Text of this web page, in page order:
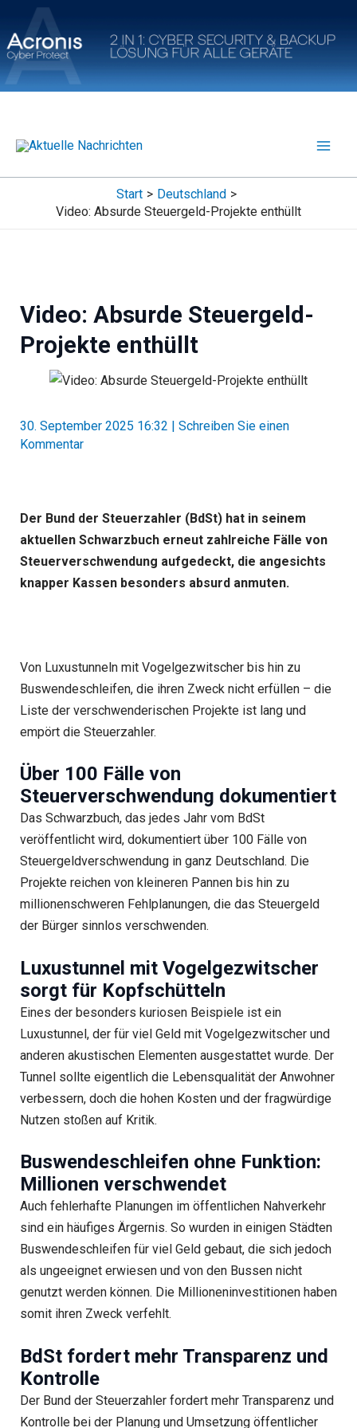
Inhalt
springen
Start
Deutschland
Video: Absurde Steuergeld-Projekte enthüllt
Video: Absurde Steuergeld-
Projekte enthüllt
30. September 2025 16:32 | Schreiben Sie einen
Kommentar
Der Bund der Steuerzahler (BdSt) hat in seinem
aktuellen Schwarzbuch erneut zahlreiche Fälle von
Steuerverschwendung aufgedeckt, die angesichts
knapper Kassen besonders absurd anmuten.
Von Luxustunneln mit Vogelgezwitscher bis hin zu
Buswendeschleifen, die ihren Zweck nicht erfüllen – die
Liste der verschwenderischen Projekte ist lang und
empört die Steuerzahler.
Über 100 Fälle von
Steuerverschwendung dokumentiert
Das Schwarzbuch, das jedes Jahr vom BdSt
veröffentlicht wird, dokumentiert über 100 Fälle von
Steuergeldverschwendung in ganz Deutschland. Die
Projekte reichen von kleineren Pannen bis hin zu
millionenschweren Fehlplanungen, die das Steuergeld
der Bürger sinnlos verschwenden.
Luxustunnel mit Vogelgezwitscher
sorgt für Kopfschütteln
Eines der besonders kuriosen Beispiele ist ein
Luxustunnel, der für viel Geld mit Vogelgezwitscher und
anderen akustischen Elementen ausgestattet wurde. Der
Tunnel sollte eigentlich die Lebensqualität der Anwohner
verbessern, doch die hohen Kosten und der fragwürdige
Nutzen stoßen auf Kritik.
Buswendeschleifen ohne Funktion:
Millionen verschwendet
Auch fehlerhafte Planungen im öffentlichen Nahverkehr
sind ein häufiges Ärgernis. So wurden in einigen Städten
Buswendeschleifen für viel Geld gebaut, die sich jedoch
als ungeeignet erwiesen und von den Bussen nicht
genutzt werden können. Die Millioneninvestitionen haben
somit ihren Zweck verfehlt.
BdSt fordert mehr Transparenz und
Kontrolle
Der Bund der Steuerzahler fordert mehr Transparenz und
Kontrolle bei der Planung und Umsetzung öffentlicher